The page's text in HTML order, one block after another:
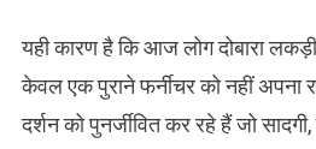
यही कारण है कि आज लोग दोबारा
केवल एक पुराने फर्नीचर को नहीं अपना
दर्शन को पुनर्जीवित कर रहे हैं जो